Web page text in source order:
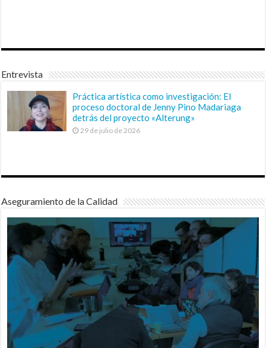
Entrevista
Práctica artística como investigación: El
proceso doctoral de Jenny Pino Madariaga
detrás del proyecto «Alterung»
29 de julio de 2026
Aseguramiento de la Calidad